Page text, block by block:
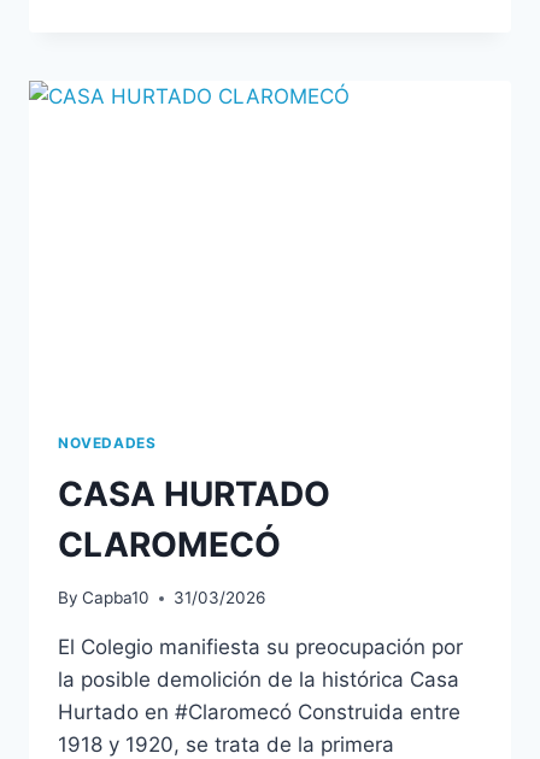
NOVEDADES
CASA HURTADO
CLAROMECÓ
By Capba10 31/03/2026
El Colegio manifiesta su preocupación por
la posible demolición de la histórica Casa
Hurtado en #Claromecó Construida entre
1918 y 1920, se trata de la primera